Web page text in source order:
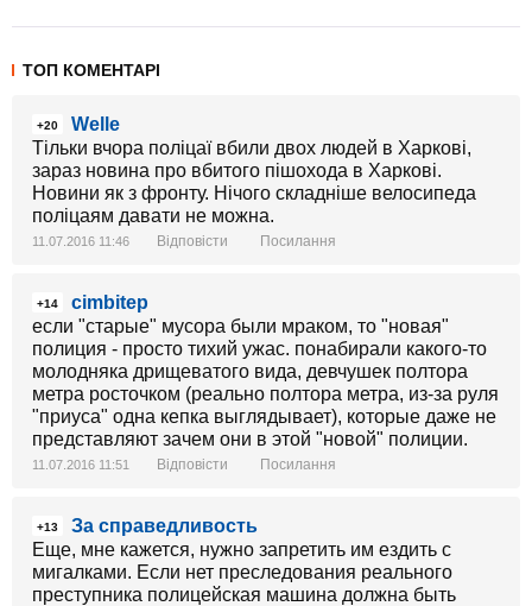
ТОП КОМЕНТАРІ
+20
Welle
Тільки вчора поліцаї вбили двох людей в Харкові,
зараз новина про вбитого пішохода в Харкові.
Новини як з фронту. Нічого складніше велосипеда
поліцаям давати не можна.
11.07.2016 11:46 Відповісти Посилання
+14
cimbitep
если "старые" мусора были мраком, то "новая"
полиция - просто тихий ужас. понабирали какого-то
молодняка дрищеватого вида, девчушек полтора
метра росточком (реально полтора метра, из-за руля
"приуса" одна кепка выглядывает), которые даже не
представляют зачем они в этой "новой" полиции.
11.07.2016 11:51 Відповісти Посилання
+13
За справедливость
Еще, мне кажется, нужно запретить им ездить с
мигалками. Если нет преследования реального
преступника полицейская машина должна быть